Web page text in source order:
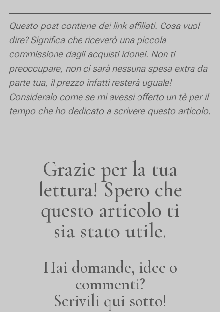
Questo post contiene dei link affiliati. Cosa vuol
dire? Significa che riceverò una piccola
commissione dagli acquisti idonei. Non ti
preoccupare, non ci sarà nessuna spesa extra da
parte tua, il prezzo infatti resterà uguale!
Consideralo come se mi avessi offerto un tè per il
tempo che ho dedicato a scrivere questo articolo.
Grazie per la tua
lettura! Spero che
questo articolo ti
sia stato utile.
Hai domande, idee o
commenti?
Scrivili qui sotto!